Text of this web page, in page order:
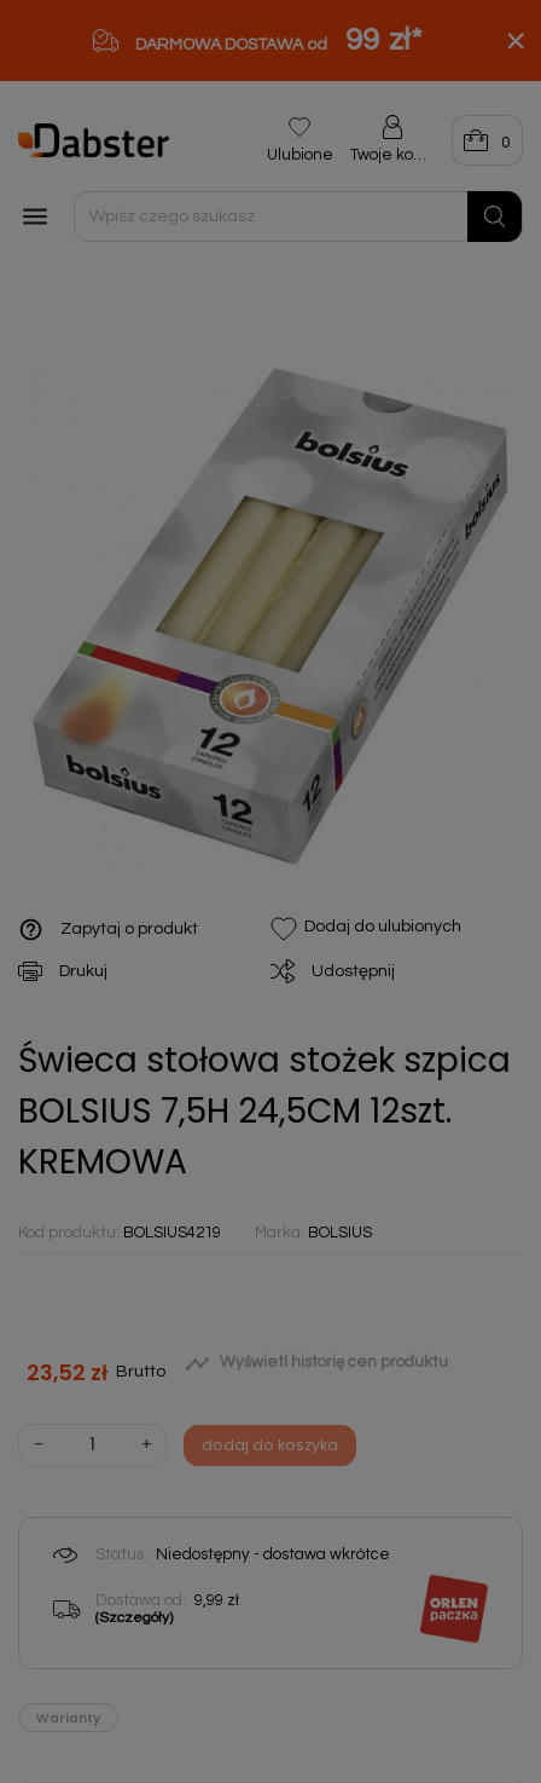
DARMOWA DOSTAWA od 99 zł*

Ulubione Twoje konto
0
help_outline Zapytaj o produkt Dodaj do ulubionych
Drukuj Udostępnij
Świeca stołowa stożek szpica
BOLSIUS 7,5H 24,5CM 12szt.
KREMOWA
Kod produktu: BOLSIUS4219 Marka: BOLSIUS
23,52 zł Brutto  Wyświetl historię cen produktu
- + dodaj do koszyka
Status: Niedostępny - dostawa wkrótce
Dostawa od: 9,99 zł
(Szczegóły)
Warianty